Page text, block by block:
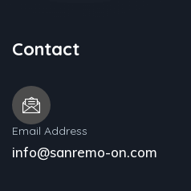
Contact
Email Address
info@sanremo-on.com